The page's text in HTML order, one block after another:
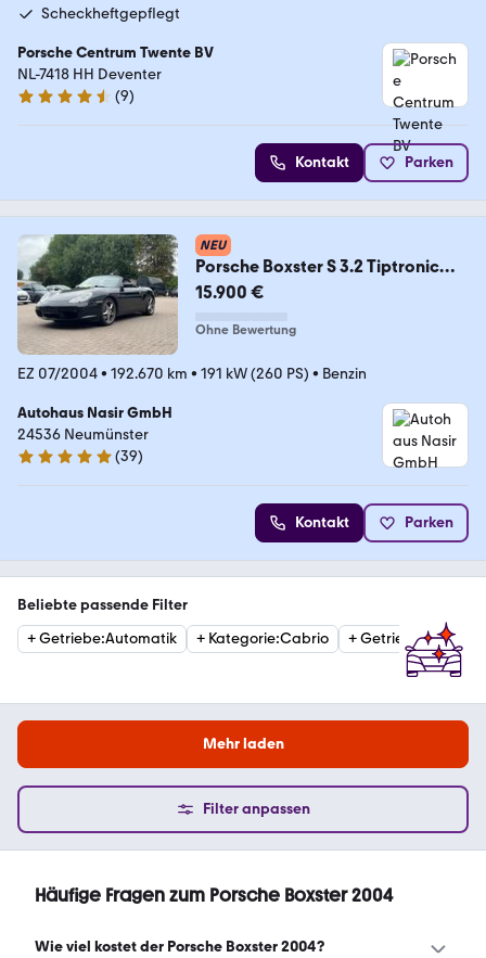
Scheckheftgepflegt
Porsche Centrum Twente BV
NL-7418 HH Deventer
4.5 Sterne
(9)
Kontakt Parken
NEU
Porsche Boxster S 3.2 Tiptronic
Cabrio/NAVI/XENON/KLIMA/
15.900 €
Ohne Bewertung
EZ 07/2004• 192.670 km • 191 kW (260 PS) • Benzin
Autohaus Nasir GmbH
24536 Neumünster
4.8 Sterne
(39)
Kontakt Parken
Beliebte passende Filter
+Getriebe:Automatik + Kategorie:Cabrio +Getriebe:
Mehr laden
Filter anpassen
Häufige Fragen zum Porsche Boxster 2004
Wie viel kostet der Porsche Boxster 2004?